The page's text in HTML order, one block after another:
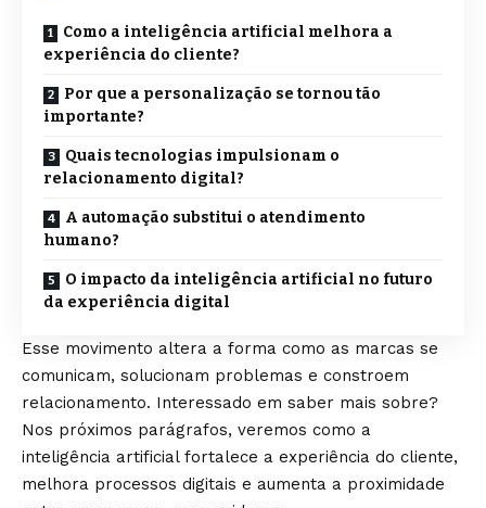
Como a inteligência artificial melhora a
experiência do cliente?
Por que a personalização se tornou tão
importante?
Quais tecnologias impulsionam o
relacionamento digital?
A automação substitui o atendimento
humano?
O impacto da inteligência artificial no futuro
da experiência digital
Esse movimento altera a forma como as marcas se
comunicam, solucionam problemas e constroem
relacionamento. Interessado em saber mais sobre?
Nos próximos parágrafos, veremos como a
inteligência artificial fortalece a experiência do cliente,
melhora processos digitais e aumenta a proximidade